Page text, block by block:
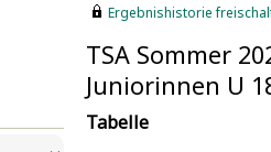
Ergebnishistorie
TSA Sommer
Juniorinnen U
Tabelle